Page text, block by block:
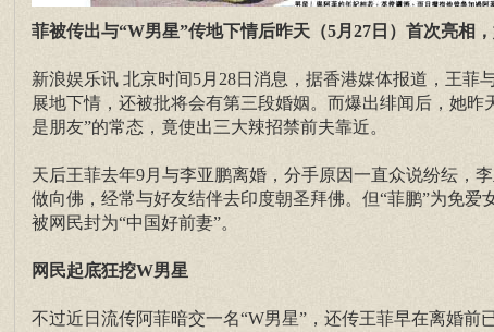
菲被传出与“W男星”传地下情后昨天（5月27日）首次亮相
新浪娱乐讯 北京时间5月28日消息，据香港媒体报道，王
展地下情，还被批将会有第三段婚姻。而爆出绯闻后，她
是朋友”的常态，竟使出三大辣招禁前夫靠近。
天后王菲去年9月与李亚鹏离婚，分手原因一直众说纷纭，
做向佛，经常与好友结伴去印度朝圣拜佛。但“菲鹏”为免
被网民封为“中国好前妻”。
网民起底狂挖W男星
不过近日流传阿菲暗交一名“W男星”，还传王菲早在离婚前